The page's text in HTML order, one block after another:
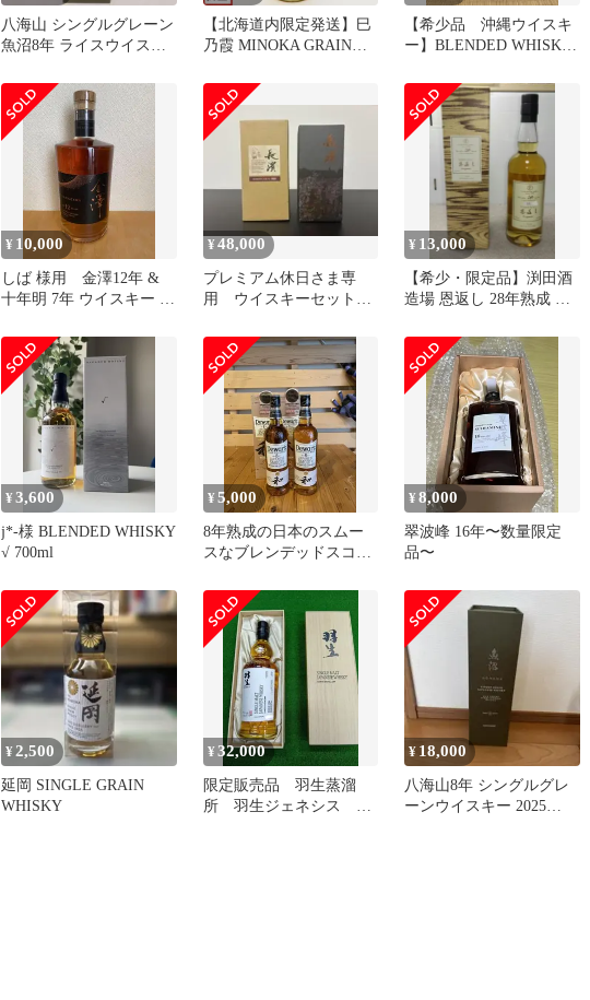
八海山 シングルグレーン
魚沼8年 ライスウイスキ
【北海道内限定発送】巳
乃霞 MINOKA GRAIN
スキー 700ml 40% 箱無
未開栓
【希少品 沖縄ウイスキ
ー】BLENDED WHISKY
¥ 10,000
しば 様用 金澤12年 &
十年明 7年 ウイスキー 2
¥48,000
プレミアム休日さま専
用 ウイスキーセット
¥ 13,000
【希少・限定品】渕田酒
造場 恩返し 28年熟成 ス
¥3,600
j*-様 BLENDED WHISKY
√ 700ml
¥5,000
8年熟成の日本のスムー
スなブレンデッドスコッ
ットです！
¥8,000
翠波峰 16年〜数量限定
品〜
¥2,500
延岡 SINGLE GRAIN
WHISKY
¥32,000
限定販売品 羽生蒸溜
所 羽生ジェネシス
¥ 18,000
八海山8年 シングルグレ
ーンウイスキー 2025